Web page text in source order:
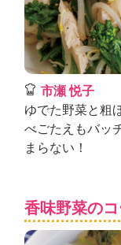
市瀬 悦子
ゆでた野菜と粗
べごたえもバッ
まらない！
香味野菜の